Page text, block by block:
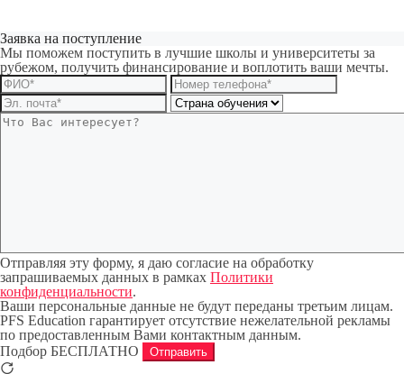
Заявка на поступление
Мы поможем поступить в лучшие школы и университеты за
рубежом, получить финансирование и воплотить ваши мечты.
Отправляя эту форму, я даю согласие на обработку
запрашиваемых данных в рамках Политики
конфиденциальности.
Ваши персональные данные не будут переданы третьим лицам.
PFS Education гарантирует отсутствие нежелательной рекламы
по предоставленным Вами контактным данным.
Подбор БЕСПЛАТНО
Отправить